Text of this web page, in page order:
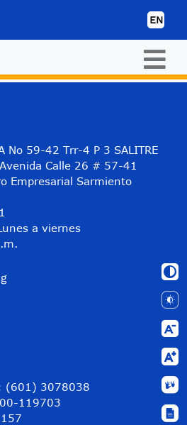
EN
No 59-42 Trr-4 P 3 SALITRE
Calle 26 # 57-41
Empresarial Sarmiento
a viernes
(601) 3078038
119703